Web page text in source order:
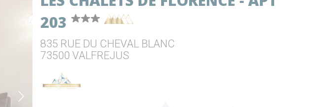
203
835 RUE DU CHEVAL BLANC
73500 VALFREJUS